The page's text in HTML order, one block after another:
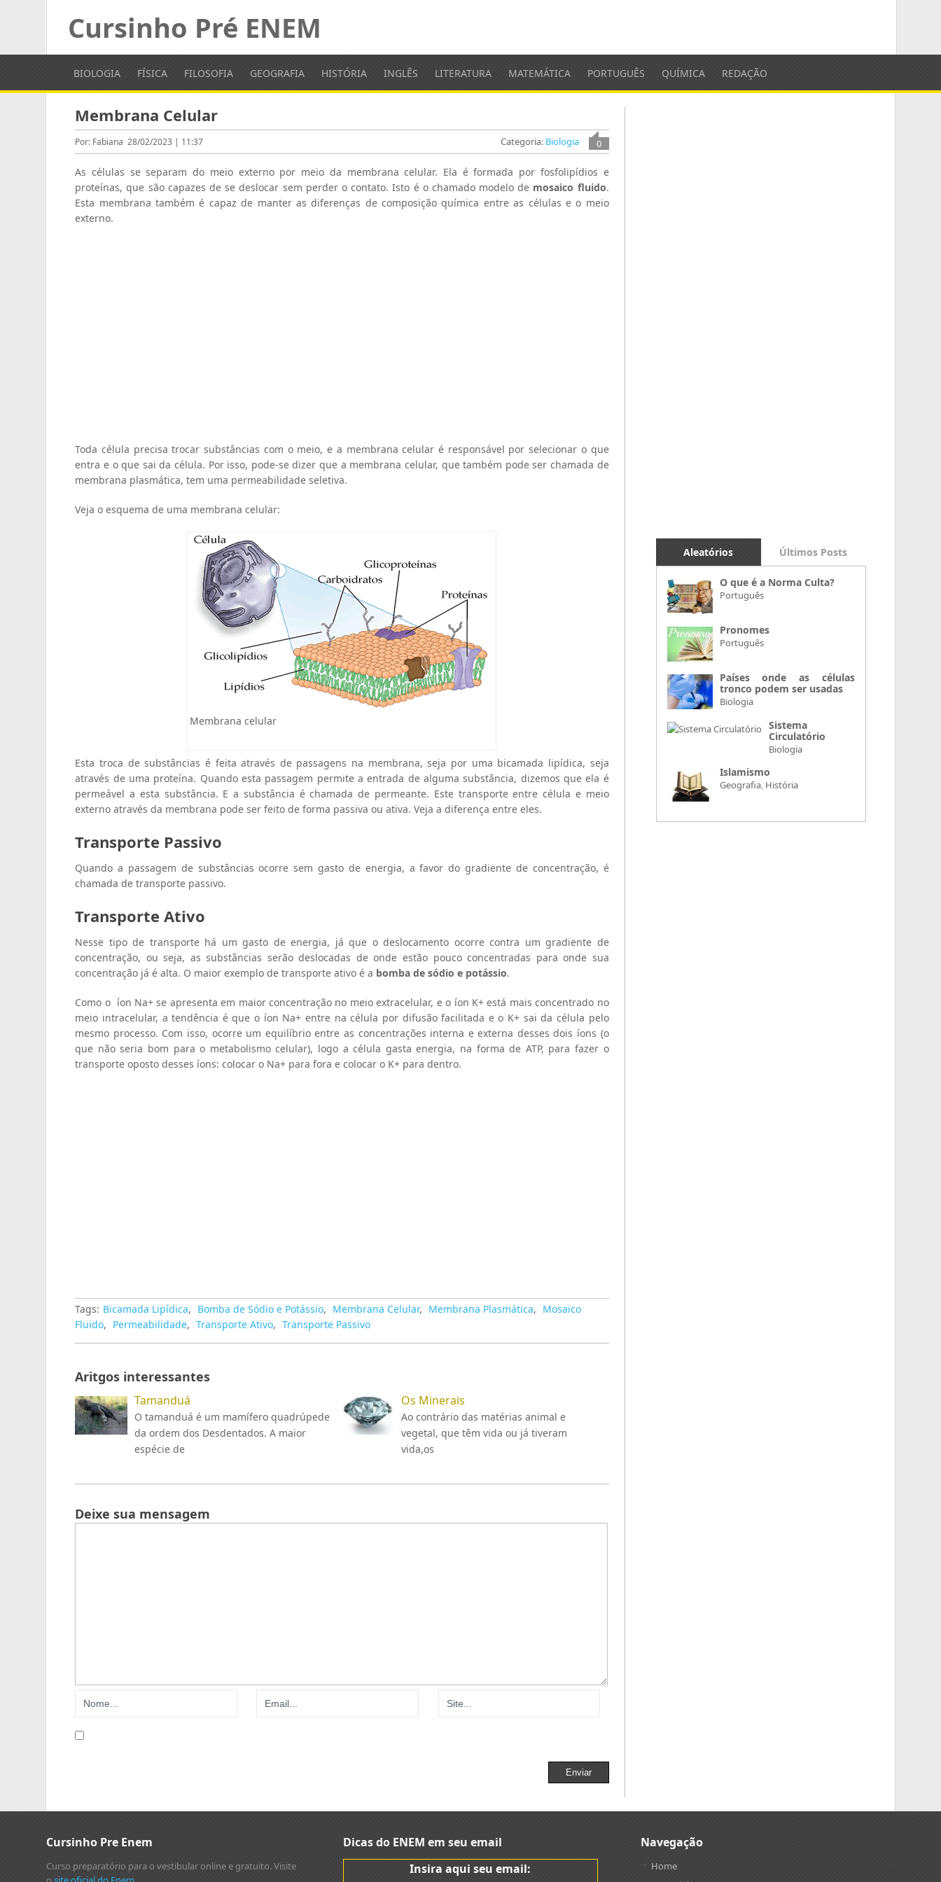
Cursinho Pré ENEM
BIOLOGIA FÍSICA FILOSOFIA GEOGRAFIA HISTÓRIA INGLÊS LITERATURA MATEMÁTICA PORTUGUÊS QUÍMICA REDAÇÃO
Membrana Celular
Por: Fabiana 28/02/2023 | 11:37 0
Categoria: Biologia
As células se separam do meio externo por meio da membrana celular. Ela é formada por fosfolipídios e
proteínas, que são capazes de se deslocar sem perder o contato. Isto é o chamado modelo de mosaico fluido.
Esta membrana também é capaz de manter as diferenças de composição química entre as células e o meio
externo.
Toda célula precisa trocar substâncias com o meio, e a membrana celular é responsável por selecionar o que
entra e o que sai da célula. Por isso, pode-se dizer que a membrana celular, que também pode ser chamada de
membrana plasmática, tem uma permeabilidade seletiva.
Veja o esquema de uma membrana celular:
Membrana celular
Esta troca de substâncias é feita através de passagens na membrana, seja por uma bicamada lipídica, seja
através de uma proteína. Quando esta passagem permite a entrada de alguma substância, dizemos que ela é
permeável a esta substância. E a substância é chamada de permeante. Este transporte entre célula e meio
externo através da membrana pode ser feito de forma passiva ou ativa. Veja a diferença entre eles.
Transporte Passivo
Quando a passagem de substâncias ocorre sem gasto de energia, a favor do gradiente de concentração, é
chamada de transporte passivo.
Transporte Ativo
Nesse tipo de transporte há um gasto de energia, já que o deslocamento ocorre contra um gradiente de
concentração, ou seja, as substâncias serão deslocadas de onde estão pouco concentradas para onde sua
concentração já é alta. O maior exemplo de transporte ativo é a bomba de sódio e potássio.
Como o íon Na+ se apresenta em maior concentração no meio extracelular, e o íon K+ está mais concentrado no
meio intracelular, a tendência é que o íon Na+ entre na célula por difusão facilitada e o K+ sai da célula pelo
mesmo processo. Com isso, ocorre um equilíbrio entre as concentrações interna e externa desses dois íons (o
que não seria bom para o metabolismo celular), logo a célula gasta energia, na forma de ATP, para fazer o
transporte oposto desses íons: colocar o Na+ para fora e colocar o K+ para dentro.
Tags: Bicamada Lipídica, Bomba de Sódio e Potássio, Membrana Celular, Membrana Plasmática, Mosaico
Fluido, Permeabilidade, Transporte Ativo, Transporte Passivo
Aritgos interessantes
Tamanduá
O tamanduá é um mamífero quadrúpede
da ordem dos Desdentados. A maior
espécie de
Os Minerais
Ao contrário das matérias animal e
vegetal, que têm vida ou já tiveram
vida,os
Deixe sua mensagem
Aleatórios Últimos Posts
O que é a Norma Culta?
Português
Pronomes
Português
Países onde as células
tronco podem ser usadas
Biologia
Sistema
Circulatório
Biologia
Islamismo
Geografia, História
Cursinho Pre Enem
Curso preparatório para o vestibular online e gratuito. Visite
Dicas do ENEM em seu email
Insira aqui seu email:
Navegação
Home